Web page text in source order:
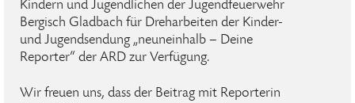
Kindern und Jugendlichen der Jugendfeuerwehr
Bergisch Gladbach für Dreharbeiten der Kinder-
und Jugendsendung „neuneinhalb – Deine
Reporter“ der ARD zur Verfügung.
Wir freuen uns, dass der Beitrag mit Reporterin